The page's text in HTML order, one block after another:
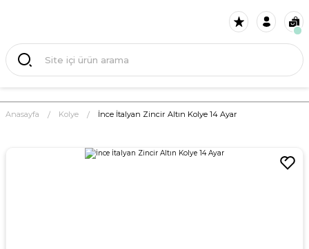
Anasayfa Kolye İnce İtalyan Zincir Altın Kolye 14 Ayar